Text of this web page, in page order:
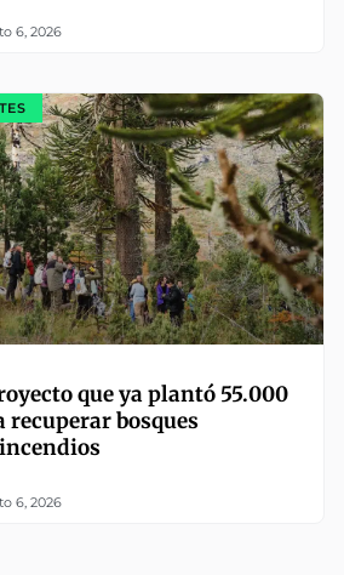
6, 2026
que ya plantó 55.000
recuperar bosques
6, 2026